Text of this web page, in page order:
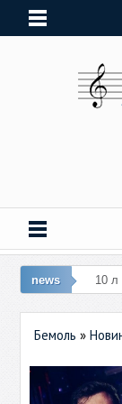
news 10
Бемоль »